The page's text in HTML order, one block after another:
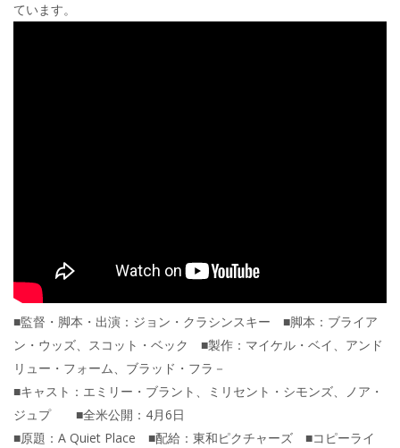
ています。
■監督・脚本・出演：ジョン・クラシンスキー ■脚本：ブライア
ン・ウッズ、スコット・ベック ■製作：マイケル・ベイ、アンド
リュー・フォーム、ブラッド・フラ－
■キャスト：エミリー・ブラント、ミリセント・シモンズ、ノア・
ジュプ ■全米公開：4月6日
■原題：A Quiet Place ■配給：東和ピクチャーズ ■コピーライ